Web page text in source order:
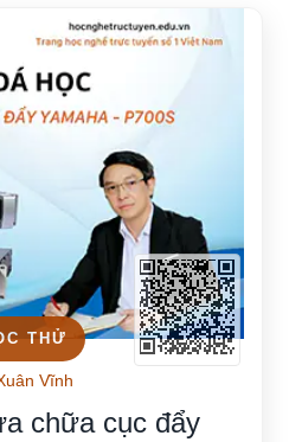
THỬ
Vĩnh
chữa cục đẩy